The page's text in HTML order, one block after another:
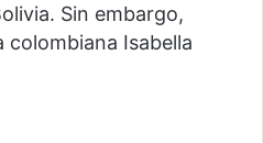
Sin embargo,
colombiana Isabella